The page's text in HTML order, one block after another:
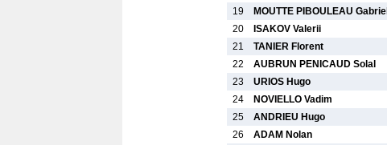
19
MOUTTE PIBOULEAU Gabriel
20
ISAKOV Valerii
21
TANIER Florent
22
AUBRUN PENICAUD Solal
23
URIOS Hugo
24
NOVIELLO Vadim
25
ANDRIEU Hugo
26
ADAM Nolan